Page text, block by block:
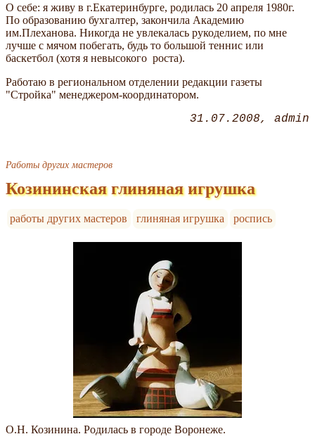
О себе: я живу в г.Екатеринбурге, родилась 20 апреля 1980г.
По образованию бухгалтер, закончила Академию
им.Плеханова. Никогда не увлекалась рукоделием, по мне
лучше с мячом побегать, будь то большой теннис или
баскетбол (хотя я невысокого роста).
Работаю в региональном отделении редакции газеты
"Стройка" менеджером-координатором.
31.07.2008 admin
Работы других мастеров
Козининская глиняная игрушка
работы других мастеров глиняная игрушка роспись
О.Н. Козинина. Родилась в городе Воронеже.